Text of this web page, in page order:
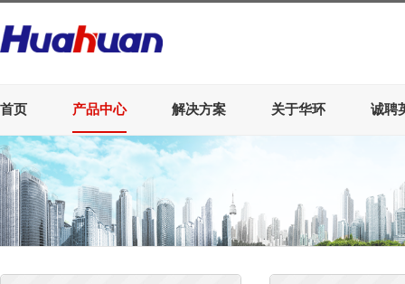
首页 产品中心 解决方案 关于华环 诚聘